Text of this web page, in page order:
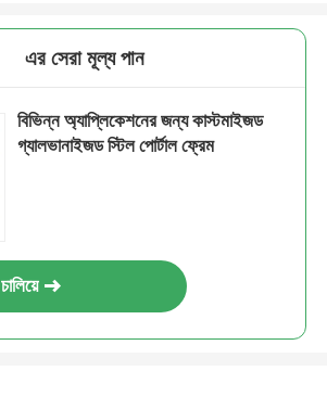
এর সেরা মূল্য পান
বিভিন্ন অ্যাপ্লিকেশনের জন্য কাস্টমাইজড
গ্যালভানাইজড স্টিল পোর্টাল ফ্রেম
চালিয়ে